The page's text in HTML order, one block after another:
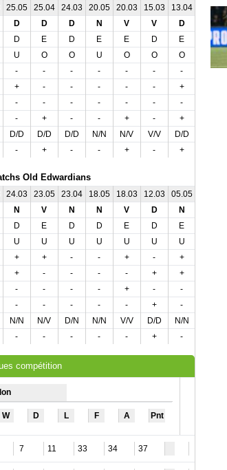
25.05 25.04 24.03 20.05 20.03 15.03 13.04
05.04
D D D N V V D
D
D E D E E D E
D
U O O U O O O
- - - - - - -
+ - - - - - +
- - - - - - -
- + - - + - +
D/D D/D D/D N/N N/V V/V D/D
- + - - + - +
Old Edwardians
24.03 23.05 23.04 18.05 18.03 12.03 05.05
N V N N V D N
D E D D E D E
U U U U U U U
+ + - - + - +
+ - - - - + +
- - - - + - -
- - - - - + -
N/N N/V D/N N/N V/V D/D N/N
- - - - - + -
compétition
W D L F A Pnt
7 11 33 34 37